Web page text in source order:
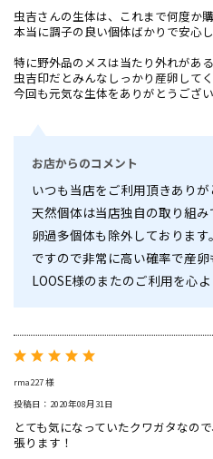
虫吉さんの生体は、これまで何度か
本当に調子の良い個体ばかりで安心し
特に野外品のメスは当たり外れがあ
虫吉印だとみんなしっかり産卵してく
今回も元気な生体をありがとうござ
お店からのコメント
いつも当店をご利用頂きありが
天然個体は当店独自の取り組
卵過多個体も除外しております。
ですので非常に高い確率で産卵
LOOSE様のまたのご利用を心
rma227 様
投稿日：2020年08月31日
とても気になっていたクワガタなの
張ります！